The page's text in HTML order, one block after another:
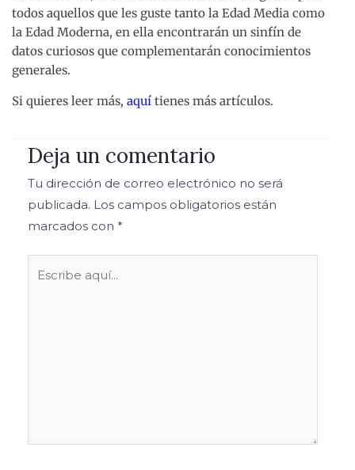
todos aquellos que les guste tanto la Edad Media como
la Edad Moderna, en ella encontrarán un sinfín de
datos curiosos que complementarán conocimientos
generales.
Si quieres leer más, aquí tienes más artículos.
Deja un comentario
Tu dirección de correo electrónico no será
publicada. Los campos obligatorios están
marcados con *